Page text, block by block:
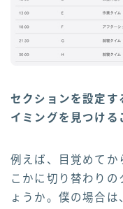
セクションを設定す
イミングを見つける
例えば、目覚めてか
こかに切り替わり
ょうか。僕の場合